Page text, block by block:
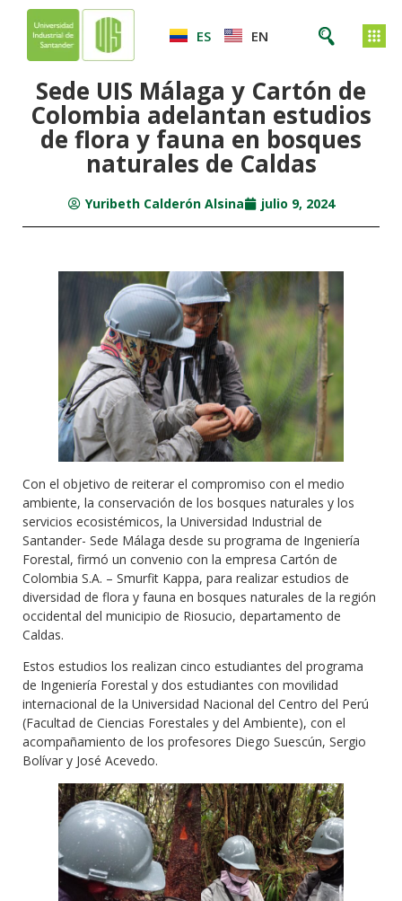
ES EN
Sede UIS Málaga y Cartón de
Colombia adelantan estudios
de flora y fauna en bosques
naturales de Caldas
Yuribeth Calderón Alsina julio 9, 2024
Con el objetivo de reiterar el compromiso con el medio
ambiente, la conservación de los bosques naturales y los
servicios ecosistémicos, la Universidad Industrial de
Santander- Sede Málaga desde su programa de Ingeniería
Forestal, firmó un convenio con la empresa Cartón de
Colombia S.A. – Smurfit Kappa, para realizar estudios de
diversidad de flora y fauna en bosques naturales de la región
occidental del municipio de Riosucio, departamento de
Caldas.
Estos estudios los realizan cinco estudiantes del programa
de Ingeniería Forestal y dos estudiantes con movilidad
internacional de la Universidad Nacional del Centro del Perú
(Facultad de Ciencias Forestales y del Ambiente), con el
acompañamiento de los profesores Diego Suescún, Sergio
Bolívar y José Acevedo.